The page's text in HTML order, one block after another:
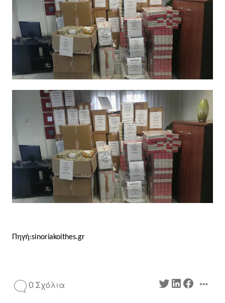
Πηγή:sinoriakoithes.gr
0 Σχόλια